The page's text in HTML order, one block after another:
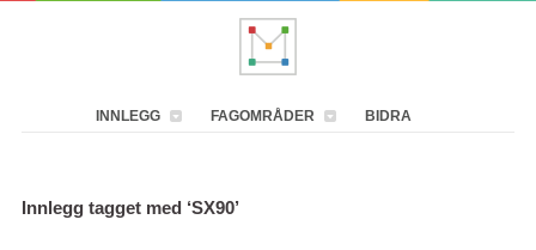
INNLEGG FAGOMRÅDER BIDRA
Innlegg tagget med ‘SX90’